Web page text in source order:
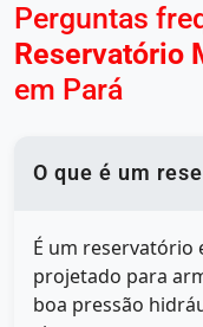
Perguntas
Reservatório
em Pará
O que é um
É um reservatório
projetado para
boa pressão